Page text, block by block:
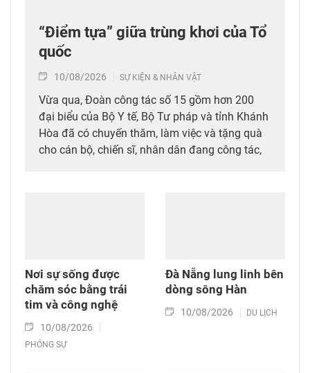
“Điểm tựa” giữa trùng khơi của Tổ
quốc
10/08/2026 SỰ KIỆN & NHÂN VẬT
Vừa qua, Đoàn công tác số 15 gồm hơn 200
đại biểu của Bộ Y tế, Bộ Tư pháp và tỉnh Khánh
Hòa đã có chuyến thăm, làm việc và tặng quà
cho cán bộ, chiến sĩ, nhân dân đang công tác,
Nơi sự sống được
chăm sóc bằng trái
tim và công nghệ
10/08/2026
PHÓNG SỰ
Đà Nẵng lung linh bên
dòng sông Hàn
10/08/2026 DU LỊCH